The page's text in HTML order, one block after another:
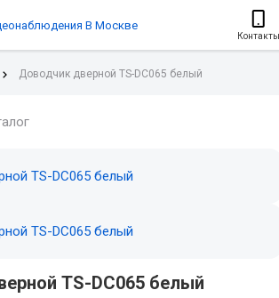
В Москве
Контакты
Доводчик дверной TS-DC065 белый
TS-DC065 белый